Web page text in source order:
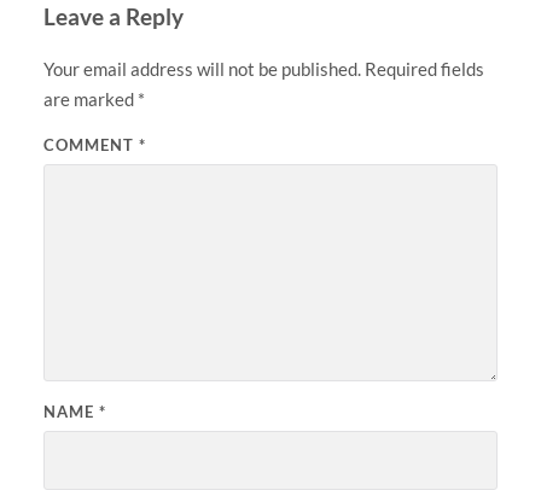
Leave a Reply
Your email address will not be published. Required fields
are marked *
COMMENT *
NAME *